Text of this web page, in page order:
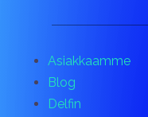
Asiakkaamme
Blog
Delfin